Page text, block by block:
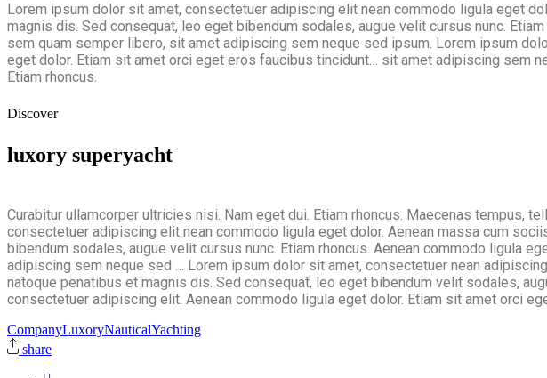
Lorem ipsum dolor sit amet, consectetuer adipiscing elit nean commodo ligula eget
magnis dis. Sed consequat, leo eget bibendum sodales, augue velit cursus nunc.
sem quam semper libero, sit amet adipiscing sem neque sed ipsum. Lorem ipsum
eget dolor. Etiam sit amet orci eget eros faucibus tincidunt… sit amet adipiscing sem
Etiam rhoncus.
Discover
luxory superyacht
Curabitur ullamcorper ultricies nisi. Nam eget dui. Etiam rhoncus. Maecenas tempus,
consectetuer adipiscing elit nean commodo ligula eget dolor. Aenean massa cum
bibendum sodales, augue velit cursus nunc. Etiam rhoncus. Aenean commodo ligula
adipiscing sem neque sed … Lorem ipsum dolor sit amet, consectetuer nean
natoque penatibus et magnis dis. Sed consequat, leo eget bibendum velit sodales,
consectetuer adipiscing elit. Aenean commodo ligula eget dolor. Etiam sit amet orci
CompanyLuxoryNauticalYachting
share